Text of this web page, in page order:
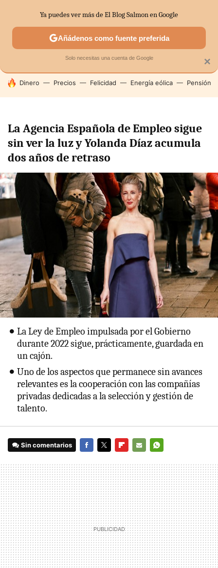
SECTORES ECONOMÍA DOMÉSTICA MERCADOS
HOY SE HABLA DE
Dinero Precios Felicidad Energía eólica Pensión
La Agencia Española de Empleo sigue
sin ver la luz y Yolanda Díaz acumula
dos años de retraso
La Ley de Empleo impulsada por el Gobierno
durante 2022 sigue, prácticamente, guardada en
un cajón.
Uno de los aspectos que permanece sin avances
relevantes es la cooperación con las compañías
privadas dedicadas a la selección y gestión de
talento.
Sin comentarios
MAIL
×
Ya puedes ver más de El Blog Salmon en Google
Añádenos como fuente preferida
Solo necesitas una cuenta de Google